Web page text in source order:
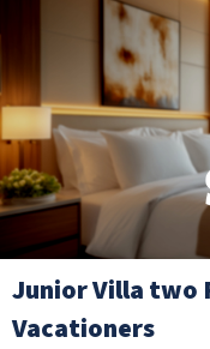
Junior Villa two
Vacationers